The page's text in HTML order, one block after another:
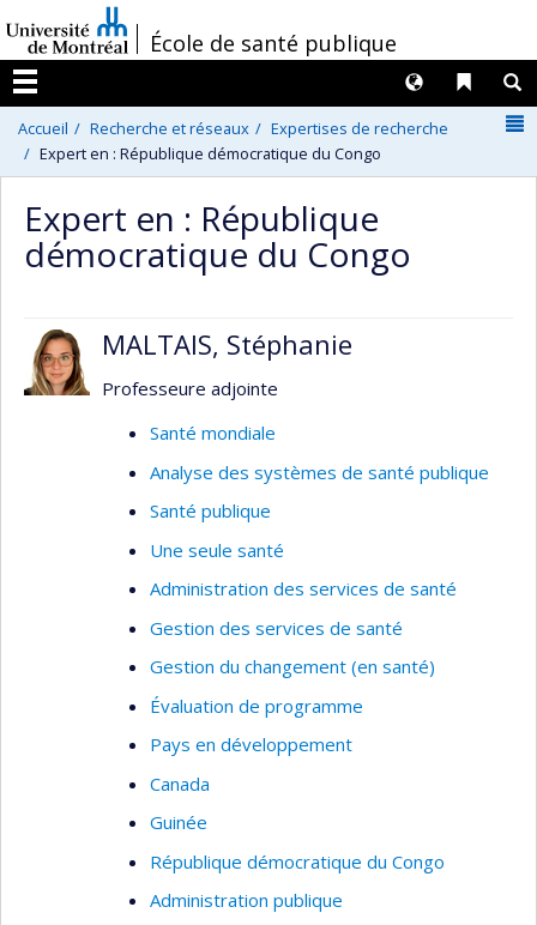
au
contenu
/École de santé publique
Menu
Liens
Langues
Accueil Recherche et réseaux
Expertises de recherche
Expert en : République démocratique du Congo
Expert en : République
démocratique du Congo
MALTAIS, Stéphanie
Professeure adjointe
Santé mondiale
Analyse des systèmes de santé publique
Santé publique
Une seule santé
Administration des services de santé
Gestion des services de santé
Gestion du changement (en santé)
Évaluation de programme
Pays en développement
Canada
Guinée
République démocratique du Congo
Administration publique